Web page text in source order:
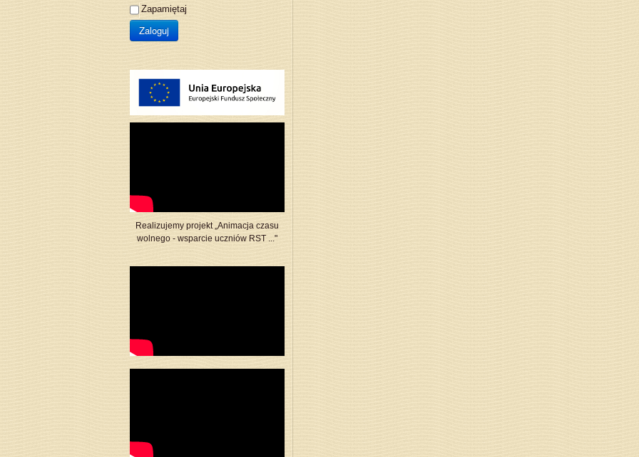
Zapamiętaj
Zaloguj
Realizujemy projekt „Animacja czasu
wolnego - wsparcie uczniów RST ..."